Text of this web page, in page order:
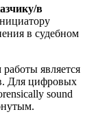
в
в судебном
является
Для цифровых
sound
.